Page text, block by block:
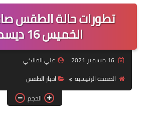
اخبار
التقاعد
قسم
قطع
تطورات حالة الطقس
الخميس 16 ديسمبر
16 ديسمبر 2021
علي المالكي
الصفحة الرئيسية
اخبار الطقس
الحجم